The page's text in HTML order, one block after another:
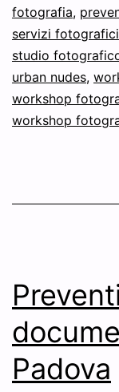
fotografia,
servizi fotografici
studio
urban nudes,
workshop
workshop
Padova